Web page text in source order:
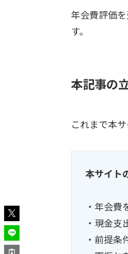
年会費評価
す。
本記事の
これまで本
本サイト
・年会費
・現金支
・前提条